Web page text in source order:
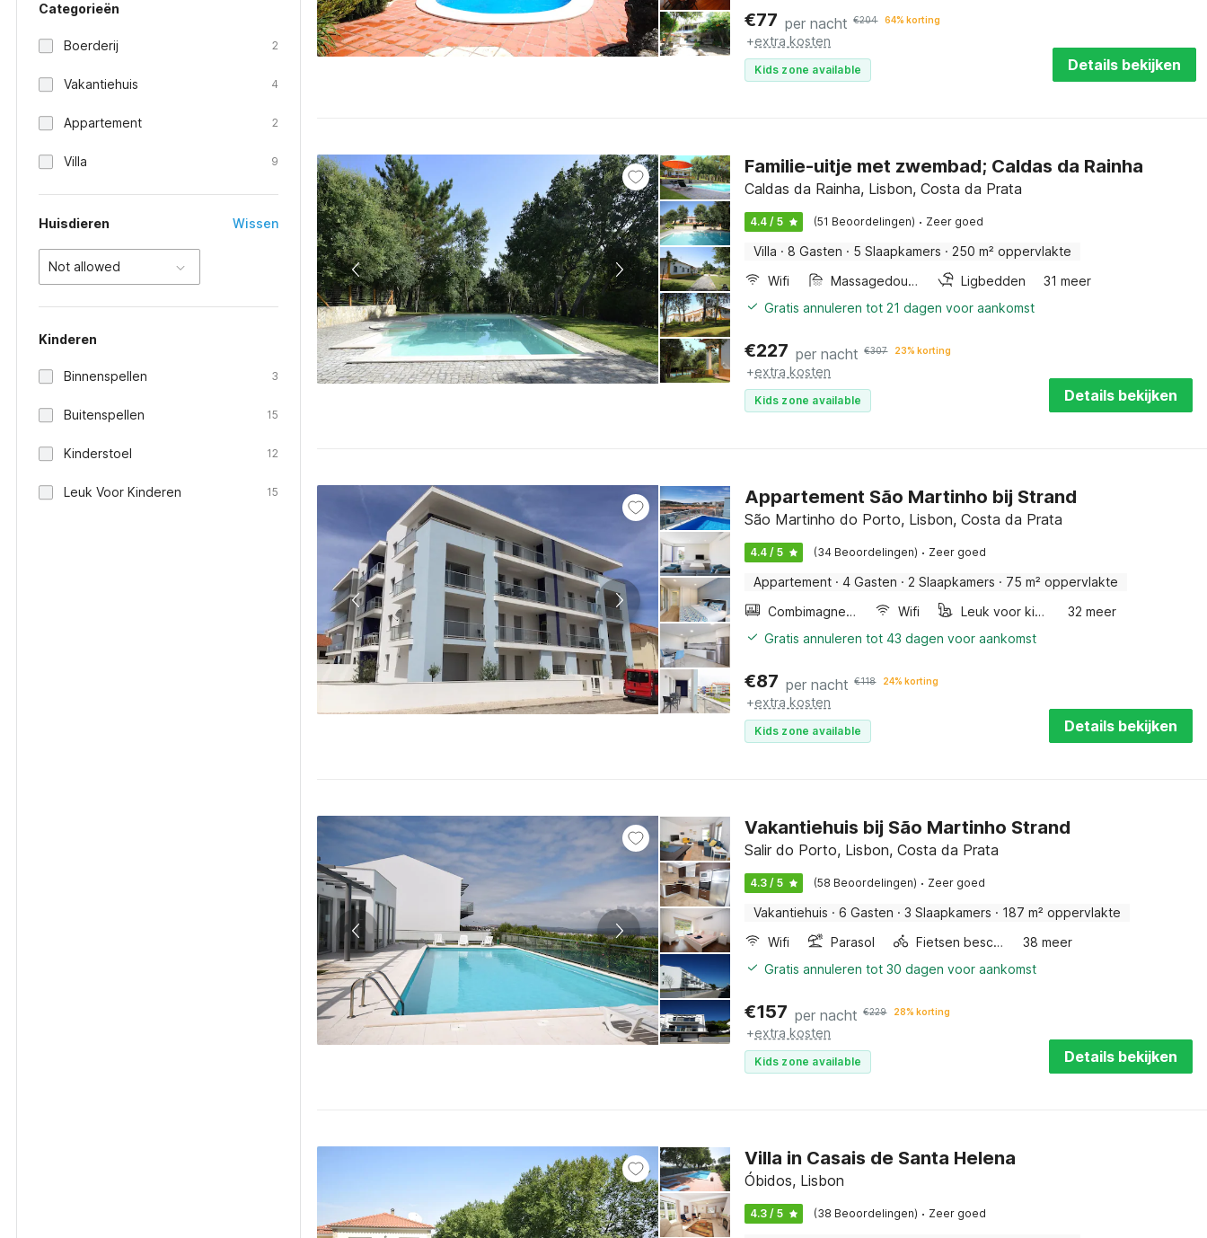
Categorieën
Boerderij 2
Vakantiehuis 4
Appartement 2
Villa 9
Huisdieren Wissen
Not allowed
Kinderen
Binnenspellen 3
Buitenspellen 15
Kinderstoel 12
Leuk Voor Kinderen 15
€77 per nacht €204 64% korting
+extra kosten
Kids zone available Details bekijken
Familie-uitje met zwembad; Caldas da Rainha
Caldas da Rainha, Lisbon, Costa da Prata
4.4 / 5 (51 Beoordelingen) · Zeer goed
Villa · 8 Gasten · 5 Slaapkamers · 250 m² oppervlakte
Wifi
Massagedouche Ligbedden
31 meer
Gratis annuleren tot 21 dagen voor aankomst
€227 per nacht €307 23% korting
+extra kosten
Kids zone available Details bekijken
Appartement São Martinho bij Strand
São Martinho do Porto, Lisbon, Costa da Prata
4.4 / 5 (34 Beoordelingen) · Zeer goed
Appartement · 4 Gasten · 2 Slaapkamers · 75 m² oppervlakte
Combimagnetron
Wifi Leuk voor kinderen
32 meer
Gratis annuleren tot 43 dagen voor aankomst
€87 per nacht €118 24% korting
+extra kosten
Kids zone available Details bekijken
Vakantiehuis bij São Martinho Strand
Salir do Porto, Lisbon, Costa da Prata
4.3 / 5 (58 Beoordelingen) · Zeer goed
Vakantiehuis · 6 Gasten · 3 Slaapkamers · 187 m² oppervlakte
Wifi
Parasol Fietsen beschikbaar
38 meer
Gratis annuleren tot 30 dagen voor aankomst
€157 per nacht €229 28% korting
+extra kosten
Kids zone available Details bekijken
Villa in Casais de Santa Helena
Óbidos, Lisbon
4.3 / 5 (38 Beoordelingen) · Zeer goed